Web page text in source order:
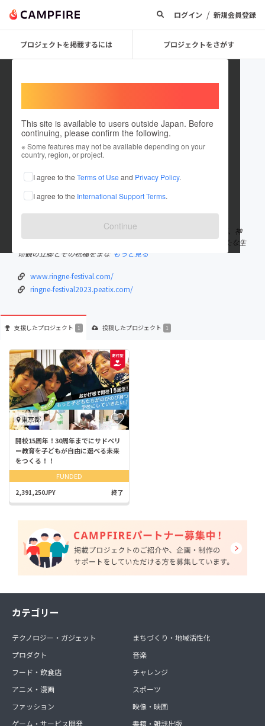
ログイン / 新規会員登録
プロジェクトを掲載するには プロジェクトをさがす
This site is available to users outside Japan. Before
continuing, please confirm the following.
※ Some features may not be available depending on your
country, region, or project.
I agree to the Terms of Use and Privacy Policy.
I agree to the International Support Terms.
Continue
RingNe DAO
これまでに1回支援して1件のプロジェクトを投稿しています
在住国：日本 現在地：神奈川県
出身国：日本 出身地：未設定
小説『RingNe』の体験作品「RingNe Festival」が 今年から3年間、神
奈川県南足柄市を舞台に始まります。 これは、物理を超えた新たな生
命観の立脚とその祝福をまな もっと見る
www.ringne-festival.com/
ringne-festival2023.peatix.com/
支援したプロジェクト 1 投稿したプロジェクト 1
東京都
開校15周年！30周年までにサドベリ
ー教育を子どもが自由に選べる未来
をつくる！！
FUNDED
2,391,250JPY 終了
カテゴリー
テクノロジー・ガジェット
プロダクト
フード・飲食店
アニメ・漫画
ファッション
ゲーム・サービス開発
まちづくり・地域活性化
音楽
チャレンジ
スポーツ
映像・映画
書籍・雑誌出版